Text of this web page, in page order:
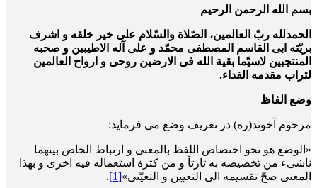
بسم الله الرحمن الرحیم
الحمدلله ربّ العالمین، الصّلاة والسّلام علی خیر خلقه و اشرف
بریّته ابی القاسم المصطفی محمّد و علی آله الاطیبین و صحبه
المنتجبین لاسیّما بقیة الله فی الارضین روحی و ارواح العالمین
لتراب مقدمه الفداء.
وضع الفاظ
مرحوم آخوند(ره) در تعریف وضع می فرماید:
«الوضع هو نحو اختصاص اللفظ بالمعنی و ارتباط الخاص بینهما
ناشیء من تخصیصه به تارتاً و من کثرة استعماله فیه اخری و بهذا
المعنی صحّ تقسیمه الی التعیین و التعیّنی»[1]
.